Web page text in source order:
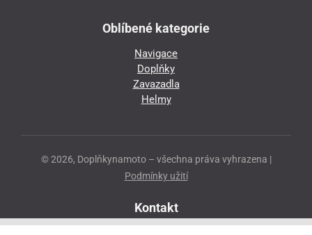
Oblíbené kategorie
Navigace
Doplňky
Zavazadla
Helmy
© 2026, Doplňkynamoto – všechna práva vyhrazena |
Podmínky užití
Kontakt